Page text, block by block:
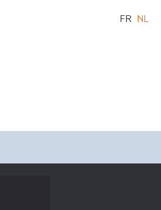
FR NL